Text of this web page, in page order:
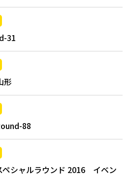
31
形
88
ペシャルラウンド 2016 イベン